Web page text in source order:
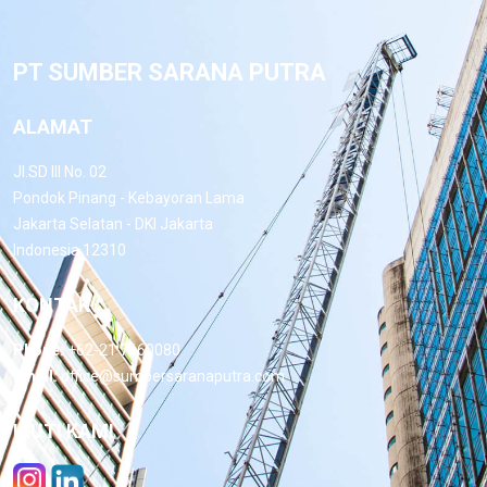
PT SUMBER SARANA PUTRA
ALAMAT
Jl.SD III No. 02
Pondok Pinang - Kebayoran Lama
Jakarta Selatan - DKI Jakarta
Indonesia 12310
KONTAK
Phone: +62-21 7660080
Email:office@sumbersaranaputra.com
IKUTI KAMI